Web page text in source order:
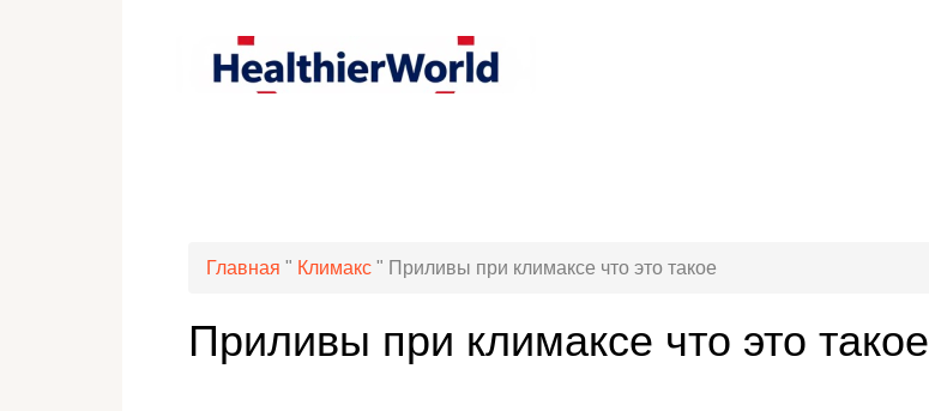
Главная " Климакс " Приливы при климаксе что это такое
Приливы при климаксе что это такое